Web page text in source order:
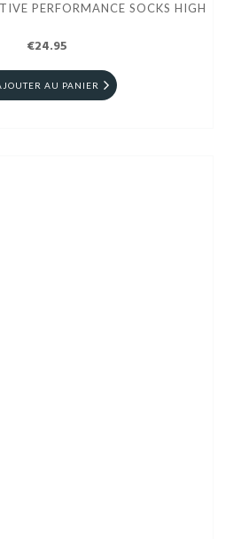
PERFORMANCE SOCKS HIGH
€24.95
AU PANIER